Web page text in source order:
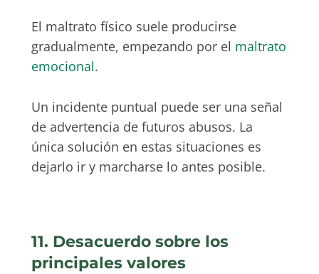
El maltrato físico suele producirse
gradualmente, empezando por el maltrato
emocional.
Un incidente puntual puede ser una señal
de advertencia de futuros abusos. La
única solución en estas situaciones es
dejarlo ir y marcharse lo antes posible.
11. Desacuerdo sobre los
principales valores